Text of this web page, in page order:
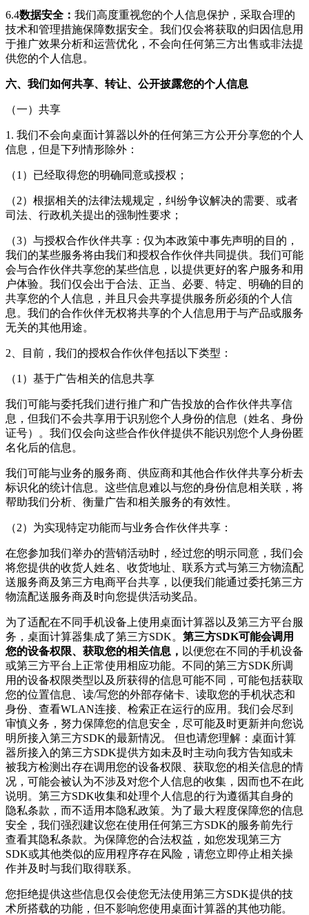
6.4数据安全： 我们高度重视您的个人信息保护，采取合理的
技术和管理措施保障数据安全。我们仅会将获取的归因信息用
于推广效果分析和运营优化，不会向任何第三方出售或非法提
供您的个人信息。
六、我们如何共享、转让、公开披露您的个人信息
（一）共享
1. 我们不会向桌面计算器 以外的任何第三方公开分享您的个人
信息，但是下列情形除外：
（1）已经取得您的明确同意或授权；
（2）根据相关的法律法规规定，纠纷争议解决的需要、或者
司法、行政机关提出的强制性要求；
（3）与授权合作伙伴共享：仅为本政策中事先声明的目的，
我们的某些服务将由我们和授权合作伙伴共同提供。我们可能
会与合作伙伴共享您的某些信息，以提供更好的客户服务和用
户体验。我们仅会出于合法、正当、必要、特定、明确的目的
共享您的个人信息，并且只会共享提供服务所必须的个人信
息。我们的合作伙伴无权将共享的个人信息用于与产品或服务
无关的其他用途。
2、目前，我们的授权合作伙伴包括以下类型：
（1）基于广告相关的信息共享
我们可能与委托我们进行推广和广告投放的合作伙伴共享信
息，但我们不会共享用于识别您个人身份的信息（姓名、身份
证号）。我们仅会向这些合作伙伴提供不能识别您个人身份匿
名化后的信息。
我们可能与业务的服务商、供应商和其他合作伙伴共享分析去
标识化的统计信息。这些信息难以与您的身份信息相关联，将
帮助我们分析、衡量广告和相关服务的有效性。
（2）为实现特定功能而与业务合作伙伴共享：
在您参加我们举办的营销活动时，经过您的明示同意，我们会
将您提供的收货人姓名、收货地址、联系方式与第三方物流配
送服务商及第三方电商平台共享，以便我们能通过委托第三方
物流配送服务商及时向您提供活动奖品。
为了适配在不同手机设备上使用桌面计算器 以及第三方平台服
务， 桌面计算器集成了第三方SDK。 第三方SDK可能会调用
您的设备权限、获取您的相关信息， 以便您在不同的手机设备
或第三方平台上正常使用相应功能。不同的第三方SDK所调
用的设备权限类型以及所获得的信息可能不同，可能包括获取
您的位置信息、读/写您的外部存储卡、读取您的手机状态和
身份、查看WLAN连接、检索正在运行的应用。我们会尽到
审慎义务，努力保障您的信息安全，尽可能及时更新并向您说
明所接入第三方SDK的最新情况。 但也请您理解： 桌面计算
器所接入的第三方SDK提供方如未及时主动向我方告知或未
被我方检测出存在调用您的设备权限、获取您的相关信息的情
况，可能会被认为不涉及对您个人信息的收集，因而也不在此
说明。第三方SDK收集和处理个人信息的行为遵循其自身的
隐私条款，而不适用本隐私政策。为了最大程度保障您的信息
安全，我们强烈建议您在使用任何第三方SDK的服务前先行
查看其隐私条款。为保障您的合法权益，如您发现第三方
SDK或其他类似的应用程序存在风险，请您立即停止相关操
作并及时与我们取得联系。
您拒绝提供这些信息仅会使您无法使用第三方SDK提供的技
术所搭载的功能，但不影响您使用桌面计算器的其他功能。